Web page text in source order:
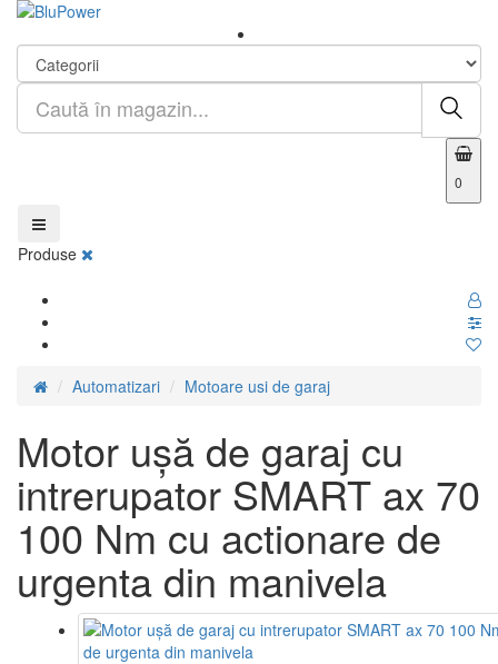
0
Produse
Automatizari Motoare usi de garaj
Motor ușă de garaj cu
intrerupator SMART ax 70
100 Nm cu actionare de
urgenta din manivela